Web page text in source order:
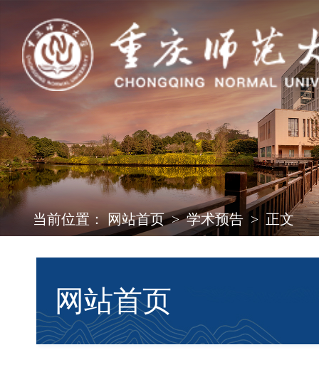
当前位置： 网站首页>学术预告> 正文
网站首页